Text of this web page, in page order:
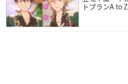
トプランA to